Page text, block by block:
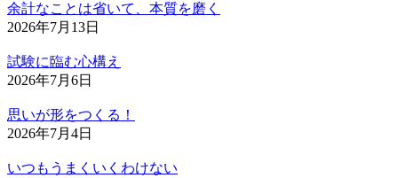
余計なことは省いて、本質を磨く
2026年7月13日
試験に臨む心構え
2026年7月6日
思いが形をつくる！
2026年7月4日
いつもうまくいくわけない